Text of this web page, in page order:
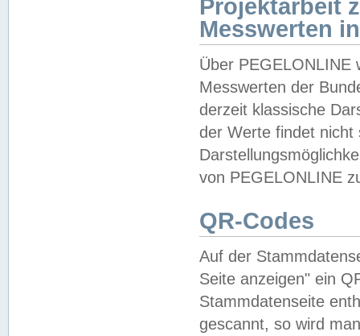
Projektarbeit
Messwerten
Über PEGELONLINE
Messwerten der
derzeit klassische
der Werte findet
von PEGELONLINE
QR-Codes
Auf der
Seite anzeigen" ein
Stammdatenseite
gescannt, so wird